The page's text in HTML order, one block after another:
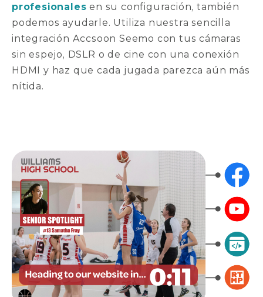
profesionales en su configuración, también
podemos ayudarle. Utiliza nuestra sencilla
integración Accsoon Seemo con tus cámaras
sin espejo, DSLR o de cine con una conexión
HDMI y haz que cada jugada parezca aún más
nítida.